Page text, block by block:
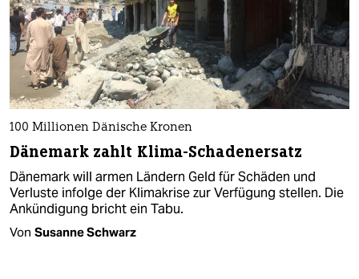
100 Millionen Dänische Kronen
Dänemark zahlt Klima-Schadenersatz
Dänemark will armen Ländern Geld für Schäden und
Verluste infolge der Klimakrise zur Verfügung stellen. Die
Ankündigung bricht ein Tabu.
Von Susanne Schwarz